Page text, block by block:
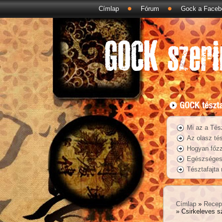
Címlap Fórum Gock a
Mi az a
Az olasz
Hogyan
Tésztafajta
Címlap »
» Csirkeleves